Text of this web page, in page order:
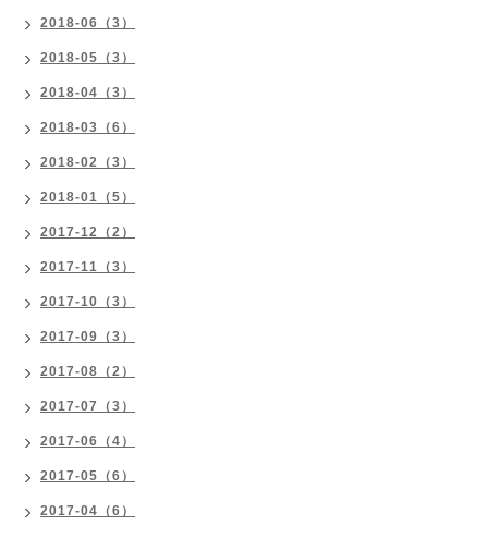
2018-06（3）
2018-05（3）
2018-04（3）
2018-03（6）
2018-02（3）
2018-01（5）
2017-12（2）
2017-11（3）
2017-10（3）
2017-09（3）
2017-08（2）
2017-07（3）
2017-06（4）
2017-05（6）
2017-04（6）